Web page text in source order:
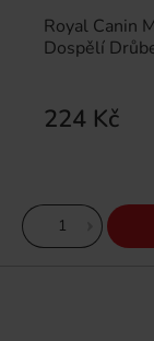
Royal Canin
Dospělí
224 Kč